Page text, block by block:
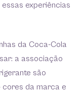
experiências
da Coca-Cola
a associação
são
cores da marca e